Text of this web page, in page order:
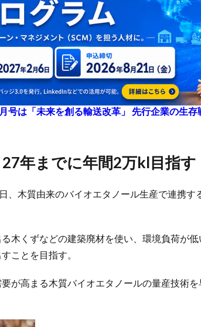
号は「未来を創る輸送改革」 先行企業の生
27年までに年間2万kl目指す
、木質由来のバイオエタノール生産で連携す
木くずなどの建築廃材を使い、環境負荷が
ことを目指す。
が高まる木質バイオエタノールの量産技術